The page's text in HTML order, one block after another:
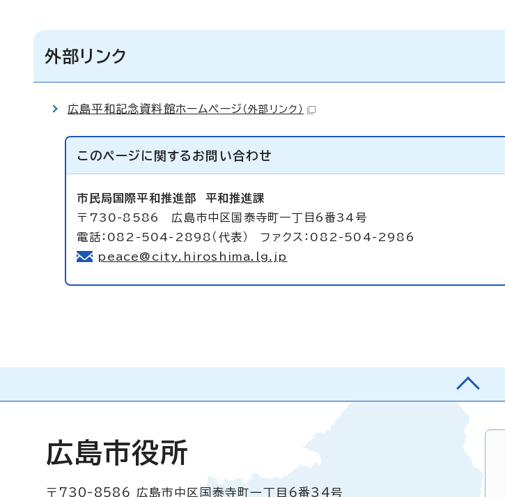
外部リンク
広島平和記念資料館ホームページ （外部リンク）
このページに関する お問い合わせ
市民局国際平和推進部 平和推進課
〒730-8586 広島市中区国泰寺町一丁目6番34号
電話：082-504-2898（代表） ファクス：082-504-2986
peace@city.hiroshima.lg.jp
広島市役所
〒730-8586 広島市中区国泰寺町一丁目6番34号